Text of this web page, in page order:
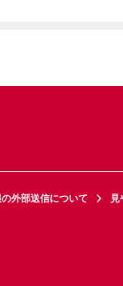
外部送信について
見